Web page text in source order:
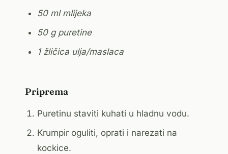
50 ml mlijeka
50 g puretine
1 žličica ulja/maslaca
Priprema
Puretinu staviti kuhati u hladnu vodu.
Krumpir oguliti, oprati i narezati na
kockice.